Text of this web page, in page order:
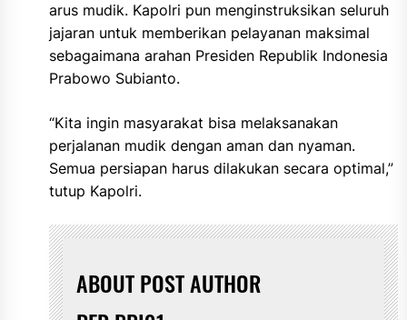
arus mudik. Kapolri pun menginstruksikan seluruh
jajaran untuk memberikan pelayanan maksimal
sebagaimana arahan Presiden Republik Indonesia
Prabowo Subianto.
“Kita ingin masyarakat bisa melaksanakan
perjalanan mudik dengan aman dan nyaman.
Semua persiapan harus dilakukan secara optimal,”
tutup Kapolri.
ABOUT POST AUTHOR